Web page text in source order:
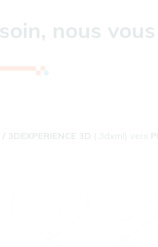
nous
3DEXPERIENCE 3D (.3dxml) vers